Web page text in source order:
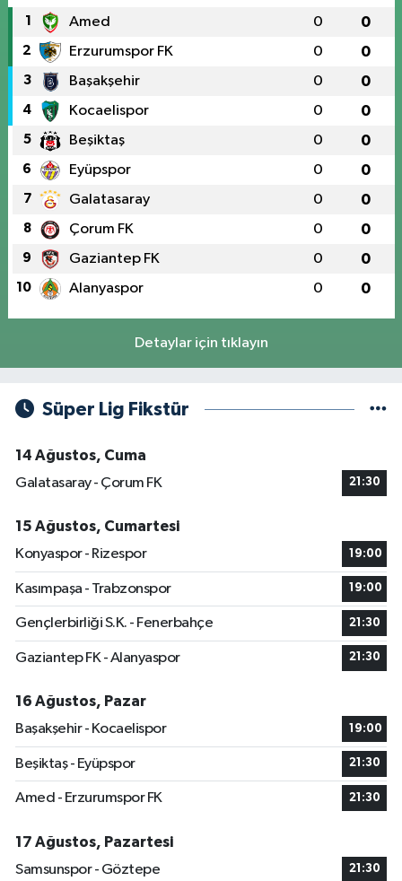
1 Amed 0 0
2 Erzurumspor FK 0 0
3 Başakşehir 0 0
4 Kocaelispor 0 0
5 Beşiktaş 0 0
6 Eyüpspor 0 0
7 Galatasaray 0 0
8 Çorum FK 0 0
9 Gaziantep FK 0 0
10 Alanyaspor 0 0
Detaylar için tıklayın
Süper Lig Fikstür
14 Ağustos, Cuma
Galatasaray - Çorum FK
21:30
15 Ağustos, Cumartesi
Konyaspor - Rizespor
19:00
Kasımpaşa - Trabzonspor 19:00
Gençlerbirliği S.K. - Fenerbahçe 21:30
Gaziantep FK - Alanyaspor 21:30
16 Ağustos, Pazar
Başakşehir - Kocaelispor
19:00
Beşiktaş - Eyüpspor 21:30
Amed - Erzurumspor FK 21:30
17 Ağustos, Pazartesi
Samsunspor - Göztepe
21:30